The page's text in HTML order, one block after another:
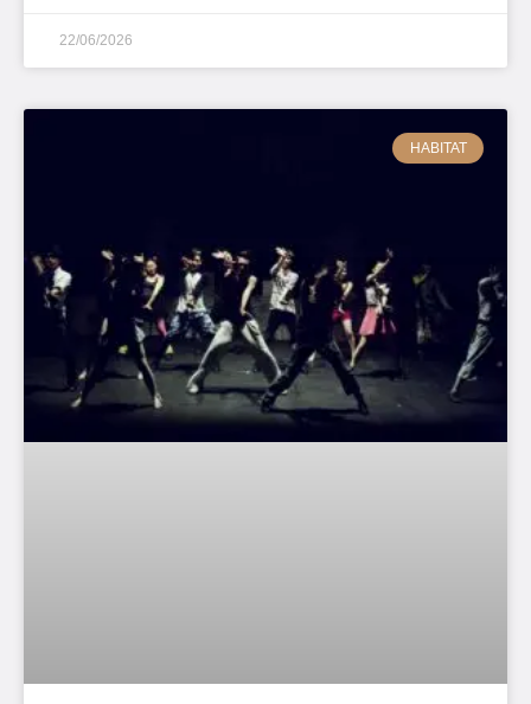
22/06/2026
HABITAT